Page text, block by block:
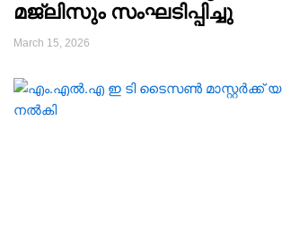
മജ്‌ലിസും സംഘടിപ്പിച്ചു
March 15, 2026